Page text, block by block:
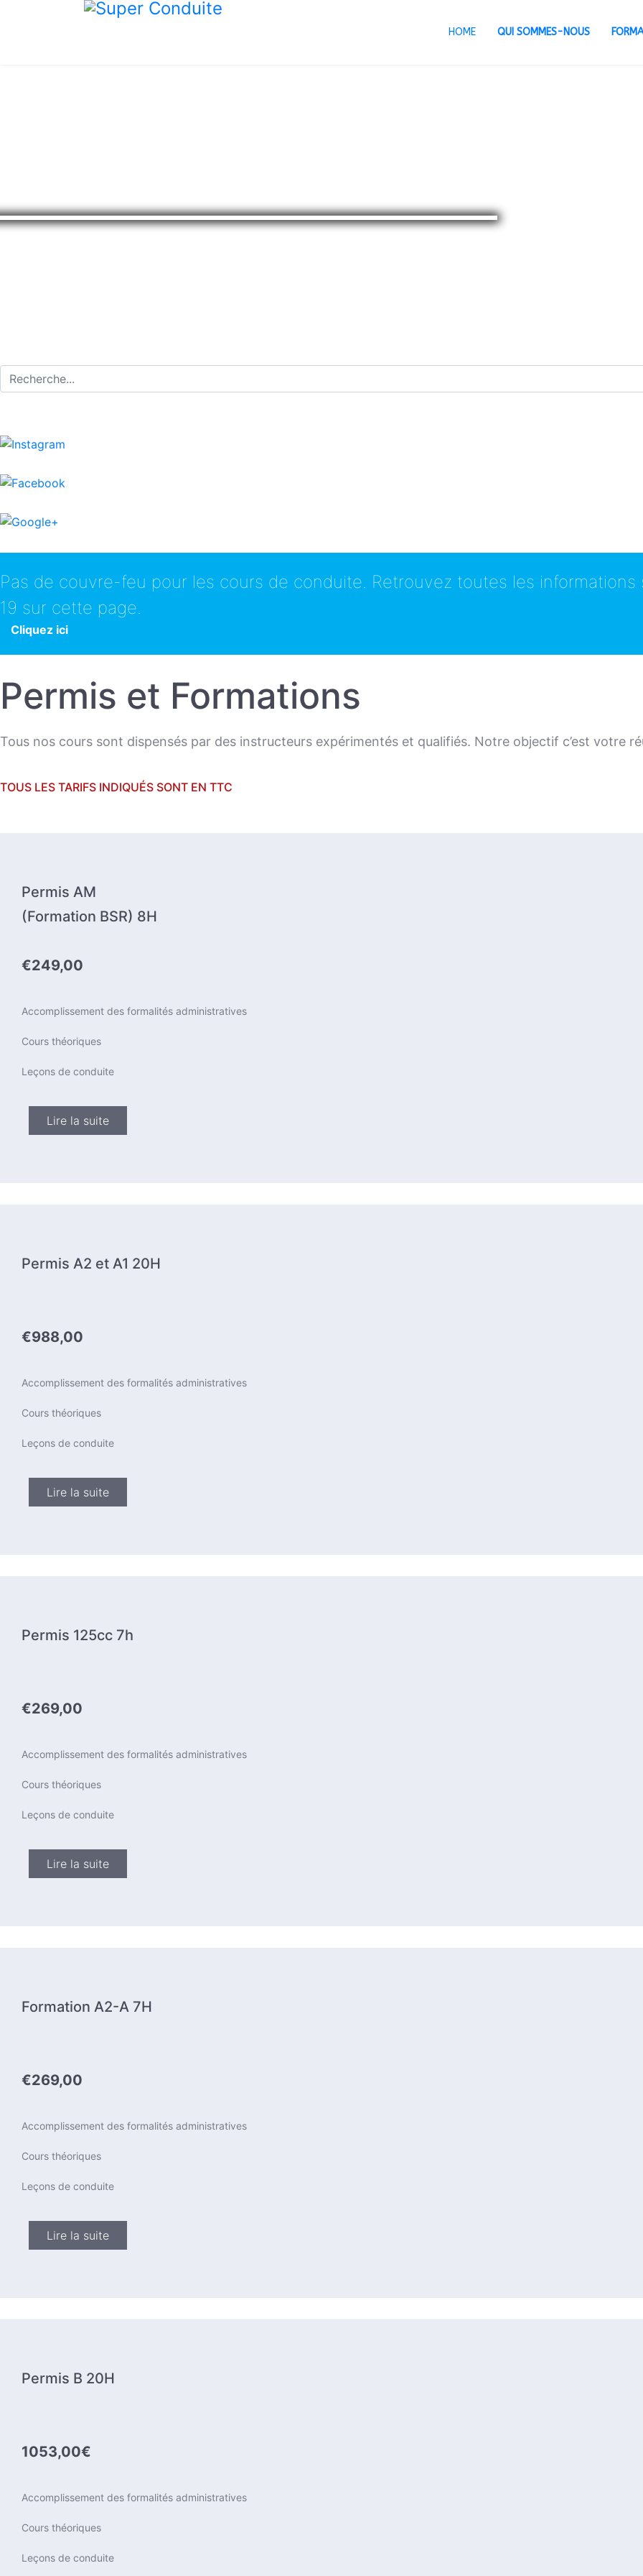
HOME QUI SOMMES-NOUS
Pas de couvre-feu pour les cours de conduite. Retrouvez toutes les
19 sur cette page.
Cliquez ici
Permis et Formations
Tous nos cours sont dispensés par des instructeurs expérimentés et qualifiés. Notre objectif c’est votre
TOUS LES TARIFS INDIQUÉS SONT EN TTC
Permis AM
(Formation BSR) 8H
€249,00
Accomplissement des formalités administratives
Cours théoriques
Leçons de conduite
Lire la suite
Permis A2 et A1 20H
€988,00
Accomplissement des formalités administratives
Cours théoriques
Leçons de conduite
Lire la suite
Permis 125cc 7h
€269,00
Accomplissement des formalités administratives
Cours théoriques
Leçons de conduite
Lire la suite
Formation A2-A 7H
€269,00
Accomplissement des formalités administratives
Cours théoriques
Leçons de conduite
Lire la suite
Permis B 20H
1053,00€
Accomplissement des formalités administratives
Cours théoriques
Leçons de conduite